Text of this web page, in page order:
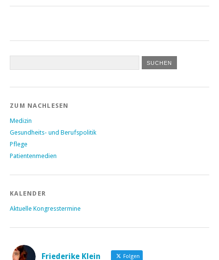
ZUM NACHLESEN
Medizin
Gesundheits- und Berufspolitik
Pflege
Patientenmedien
KALENDER
Aktuelle Kongresstermine
Friederike Klein Folgen